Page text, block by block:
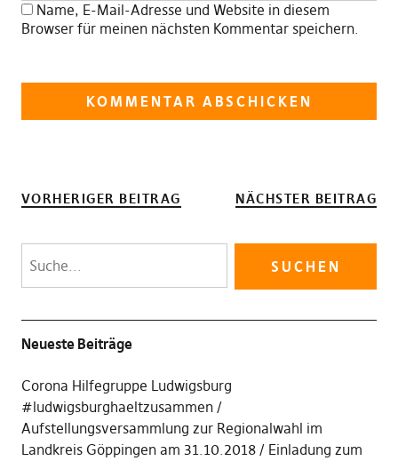
Name, E-Mail-Adresse und Website in diesem
Browser für meinen nächsten Kommentar speichern.
VORHERIGER BEITRAG NÄCHSTER BEITRAG
Neueste Beiträge
Corona Hilfegruppe Ludwigsburg
#ludwigsburghaeltzusammen
Aufstellungsversammlung zur Regionalwahl im
Landkreis Göppingen am 31.10.2018
Einladung zum